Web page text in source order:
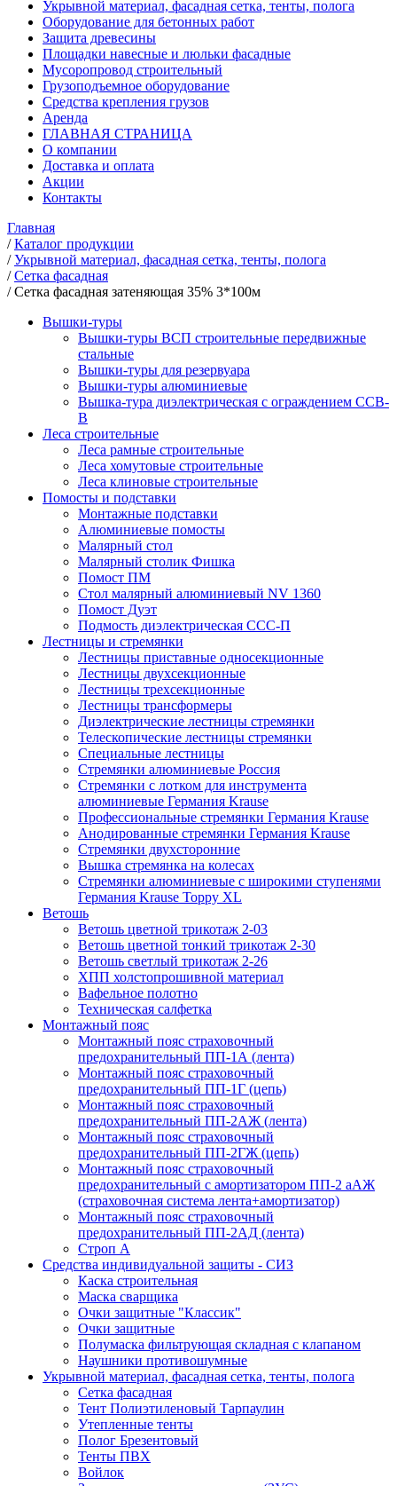
Укрывной материал, фасадная сетка, тенты, полога
Оборудование для бетонных работ
Защита древесины
Площадки навесные и люльки фасадные
Мусоропровод строительный
Грузоподъемное оборудование
Средства крепления грузов
Аренда
ГЛАВНАЯ СТРАНИЦА
О компании
Доставка и оплата
Акции
Контакты
Главная
/Каталог продукции
/Укрывной материал, фасадная сетка, тенты, полога
/Сетка фасадная
/Сетка фасадная затеняющая 35% 3*100м
Вышки-туры
Вышки-туры ВСП строительные передвижные
стальные
Вышки-туры для резервуара
Вышки-туры алюминиевые
Вышка-тура диэлектрическая с ограждением ССВ-
В
Леса строительные
Леса рамные строительные
Леса хомутовые строительные
Леса клиновые строительные
Помосты и подставки
Монтажные подставки
Алюминиевые помосты
Малярный стол
Малярный столик Фишка
Помост ПМ
Стол малярный алюминиевый NV 1360
Помост Дуэт
Подмость диэлектрическая ССС-П
Лестницы и стремянки
Лестницы приставные односекционные
Лестницы двухсекционные
Лестницы трехсекционные
Лестницы трансформеры
Диэлектрические лестницы стремянки
Телескопические лестницы стремянки
Специальные лестницы
Стремянки алюминиевые Россия
Стремянки c лотком для инструмента
алюминиевые Германия Krause
Профессиональные стремянки Германия Krause
Анодированные стремянки Германия Krause
Стремянки двухсторонние
Вышка стремянка на колесах
Стремянки алюминиевые c широкими ступенями
Германия Krause Toppy XL
Ветошь
Ветошь цветной трикотаж 2-03
Ветошь цветной тонкий трикотаж 2-30
Ветошь светлый трикотаж 2-26
ХПП холстопрошивной материал
Вафельное полотно
Техническая салфетка
Монтажный пояс
Монтажный пояс страховочный
предохранительный ПП-1А (лента)
Монтажный пояс страховочный
предохранительный ПП-1Г (цепь)
Монтажный пояс страховочный
предохранительный ПП-2АЖ (лента)
Монтажный пояс страховочный
предохранительный ПП-2ГЖ (цепь)
Монтажный пояс страховочный
предохранительный с амортизатором ПП-2 аАЖ
(страховочная система лента+амортизатор)
Монтажный пояс страховочный
предохранительный ПП-2АД (лента)
Строп А
Средства индивидуальной защиты - СИЗ
Каска строительная
Маска сварщика
Очки защитные "Классик"
Очки защитные
Полумаска фильтрующая складная с клапаном
Наушники противошумные
Укрывной материал, фасадная сетка, тенты, полога
Сетка фасадная
Тент Полиэтиленовый Тарпаулин
Утепленные тенты
Полог Брезентовый
Тенты ПВХ
Войлок